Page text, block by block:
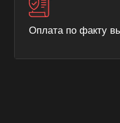
Оплата по факту